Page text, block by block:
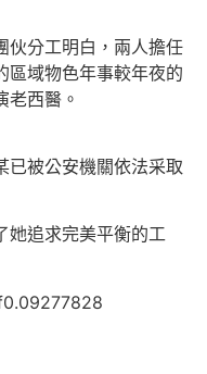
分工明白，兩人擔任
區域物色年事較年夜的
老西醫。
被公安機關依法采取
她追求完美平衡的工